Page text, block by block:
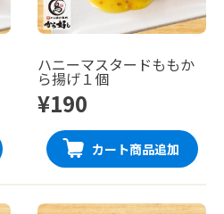
ハニーマスタードももか
ら揚げ１個
¥190
カート商品追加